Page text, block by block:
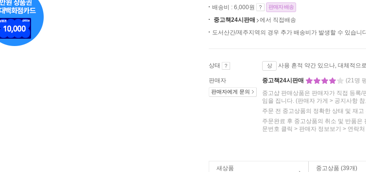
배송비 : 6,000원 판매자 배송
중고책24시판매
에서 직접배송
도서산간/제주지역의 경우 추가 배송비가 발생할 수 있습니
상태 상 사용 흔적 약간 있으나, 대체적으
판매자
판매자에게 문의
중고책24시판매
(21명
중고샵 판매상품은 판매자가 직접 등록/
임을 집니다. (판매자 가게 > 공지사항 참
주문 전 중고상품의 정확한 상태 및 재고
주문완료 후 중고상품의 취소 및 반품은
문번호 클릭 > 판매자 정보보기 > 연락처
새상품
중고상품 (39개)